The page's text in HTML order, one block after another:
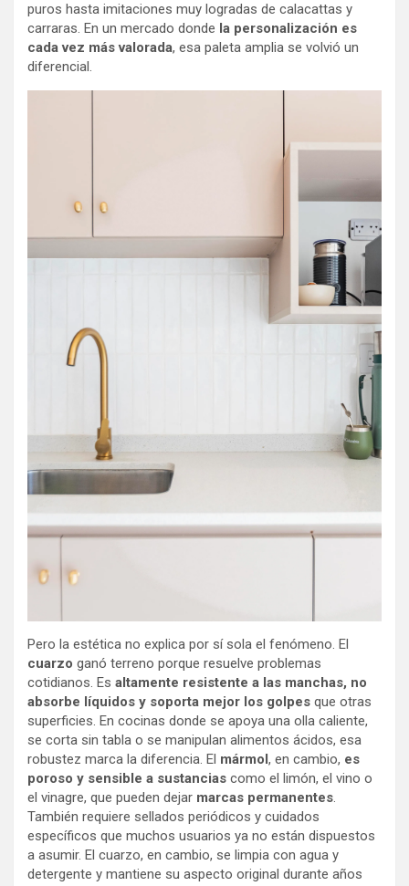
puros hasta imitaciones muy logradas de calacattas y
carraras. En un mercado donde la personalización es
cada vez más valorada, esa paleta amplia se volvió un
diferencial.
Pero la estética no explica por sí sola el fenómeno. El
cuarzo ganó terreno porque resuelve problemas
cotidianos. Es altamente resistente a las manchas, no
absorbe líquidos y soporta mejor los golpes que otras
superficies. En cocinas donde se apoya una olla caliente,
se corta sin tabla o se manipulan alimentos ácidos, esa
robustez marca la diferencia. El mármol, en cambio, es
poroso y sensible a sustancias como el limón, el vino o
el vinagre, que pueden dejar marcas permanentes.
También requiere sellados periódicos y cuidados
específicos que muchos usuarios ya no están dispuestos
a asumir. El cuarzo, en cambio, se limpia con agua y
detergente y mantiene su aspecto original durante años